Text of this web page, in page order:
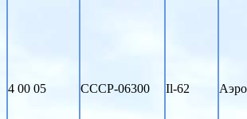
4 00 05 CCCP-06300 Il-62